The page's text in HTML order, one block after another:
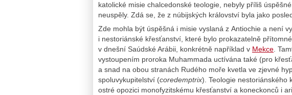
katolické misie chalcedonské teologie, nebyly příliš
neuspěly. Zdá se, že z núbijských království byla jako
Zde mohla být úspěšná i misie vyslaná z Antiochie a není
i nestoriánské křesťanství, které bylo prokazatelně
v dnešní Saúdské Arábii, konkrétně například v Mekce.
vystoupením proroka Muhammada uctívána také (pro
a snad na obou stranách Rudého moře kvetla ve zjevné
spoluvykupitelství (coredemptrix). Teologie nestoriánského
ostré opozici monofyzitskému křesťanství a koneckonců i